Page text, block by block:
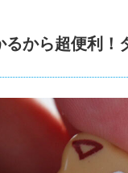
から超便利！